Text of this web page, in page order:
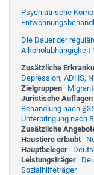
Psychiatrische
Die Dauer der
Alkoholabhängigkeit
Zusätzliche
Depression, ADHS,
Zielgruppen
Juristische Auflagen
Behandlung nach
Unterbringung nach
Zusätzliche
Haustiere erlaubt
Hauptbeleger
Leistungsträger
Sozialhilfeträger